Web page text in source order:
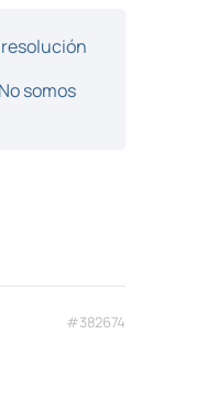
somos
#382674